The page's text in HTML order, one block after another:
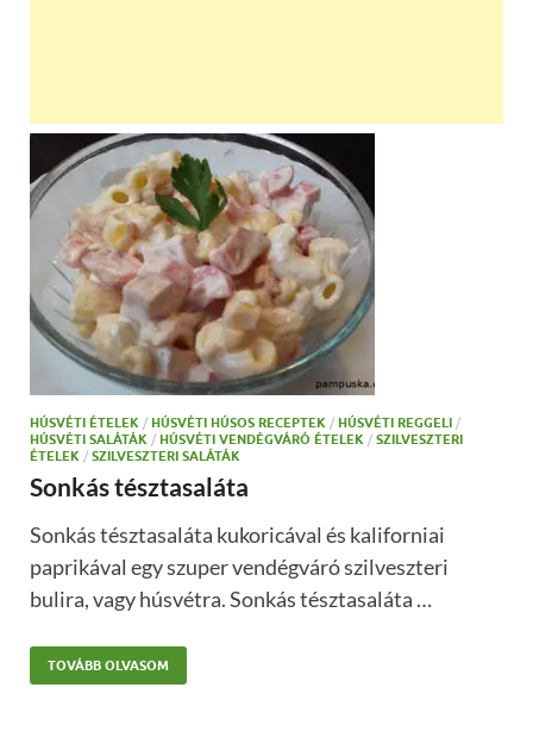
HÚSVÉTI ÉTELEK / HÚSVÉTI HÚSOS RECEPTEK / HÚSVÉTI REGGELI /
HÚSVÉTI SALÁTÁK / HÚSVÉTI VENDÉGVÁRÓ ÉTELEK / SZILVESZTERI
ÉTELEK / SZILVESZTERI SALÁTÁK
Sonkás tésztasaláta
Sonkás tésztasaláta kukoricával és kaliforniai
paprikával egy szuper vendégváró szilveszteri
bulira, vagy húsvétra. Sonkás tésztasaláta …
TOVÁBB OLVASOM